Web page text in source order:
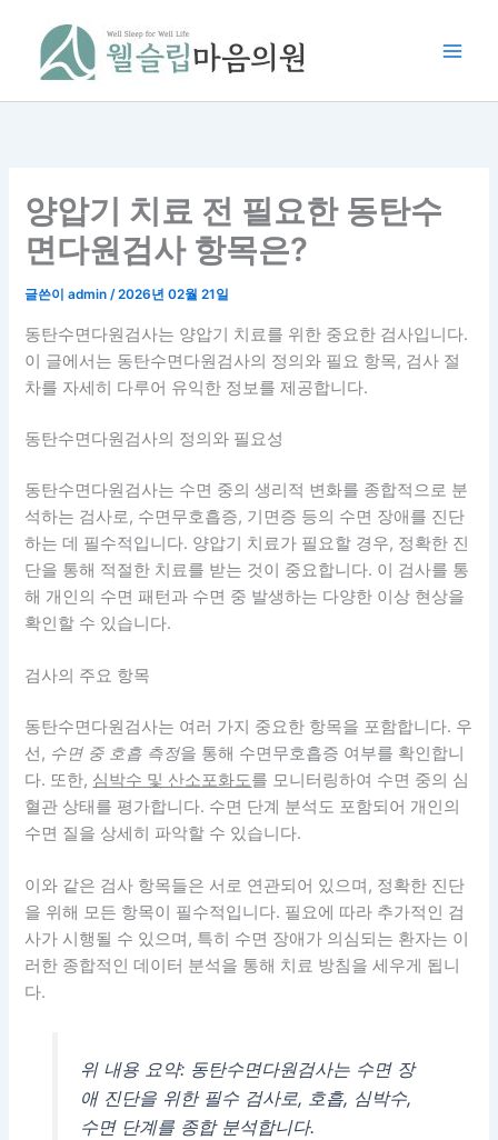
양압기 치료 전 필요한 동탄수
면다원검사 항목은?
글쓴이admin/2026년 02월 21일
동탄수면다원검사는 양압기 치료를 위한 중요한 검사입니다.
이 글에서는 동탄수면다원검사의 정의와 필요 항목, 검사 절
차를 자세히 다루어 유익한 정보를 제공합니다.
동탄수면다원검사의 정의와 필요성
동탄수면다원검사는 수면 중의 생리적 변화를 종합적으로 분
석하는 검사로, 수면무호흡증, 기면증 등의 수면 장애를 진단
하는 데 필수적입니다. 양압기 치료가 필요할 경우, 정확한 진
단을 통해 적절한 치료를 받는 것이 중요합니다. 이 검사를 통
해 개인의 수면 패턴과 수면 중 발생하는 다양한 이상 현상을
확인할 수 있습니다.
검사의 주요 항목
동탄수면다원검사는 여러 가지 중요한 항목을 포함합니다. 우
선, 수면 중 호흡 측정을 통해 수면무호흡증 여부를 확인합니
다. 또한, 심박수 및 산소포화도를 모니터링하여 수면 중의 심
혈관 상태를 평가합니다. 수면 단계 분석도 포함되어 개인의
수면 질을 상세히 파악할 수 있습니다.
이와 같은 검사 항목들은 서로 연관되어 있으며, 정확한 진단
을 위해 모든 항목이 필수적입니다. 필요에 따라 추가적인 검
사가 시행될 수 있으며, 특히 수면 장애가 의심되는 환자는 이
러한 종합적인 데이터 분석을 통해 치료 방침을 세우게 됩니
다.
위 내용 요약: 동탄수면다원검사는 수면 장
애 진단을 위한 필수 검사로, 호흡, 심박수,
수면 단계를 종합 분석합니다.